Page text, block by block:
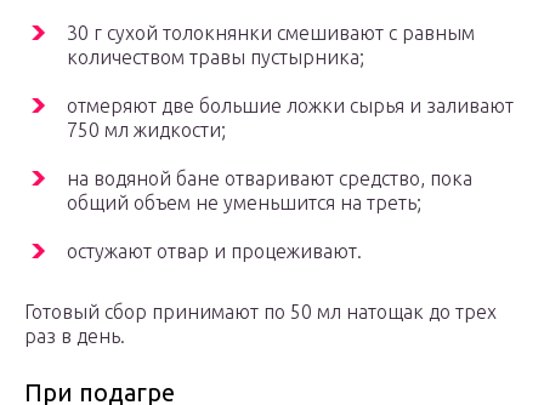
30 г сухой толокнянки смешивают с равным
количеством травы пустырника;
отмеряют две большие ложки сырья и заливают
750 мл жидкости;
на водяной бане отваривают средство, пока
общий объем не уменьшится на треть;
остужают отвар и процеживают.
Готовый сбор принимают по 50 мл натощак до трех
раз в день.
При подагре